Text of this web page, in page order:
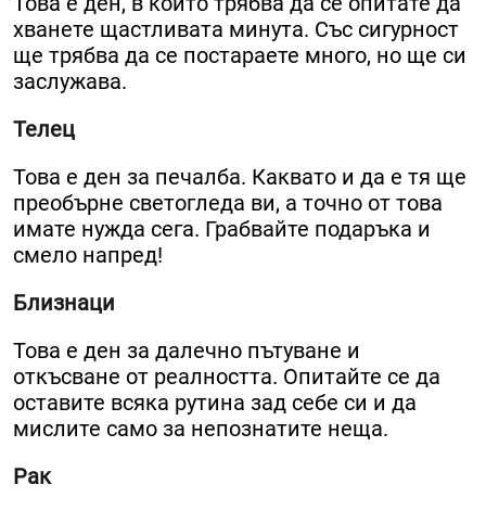
хванете щастливата минута. Със сигурност
ще трябва да се постараете много, но ще си
заслужава.
Телец
Това е ден за печалба. Каквато и да е тя ще
преобърне светогледа ви, а точно от това
имате нужда сега. Грабвайте подаръка и
смело напред!
Близнаци
Това е ден за далечно пътуване и
откъсване от реалността. Опитайте се да
оставите всяка рутина зад себе си и да
мислите само за непознатите неща.
Рак